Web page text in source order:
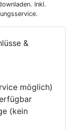
Inkl.
&
möglich)
(kein